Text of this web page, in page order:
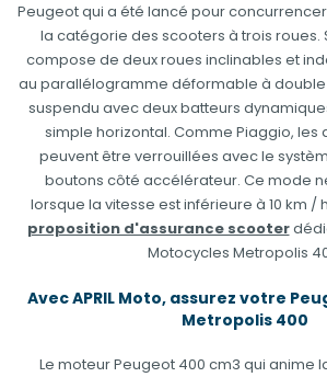
Peugeot qui a été lancé pour
la catégorie des scooters à trois roues.
compose de deux roues inclinables et
au parallélogramme déformable à double
suspendu avec deux batteurs
simple horizontal. Comme Piaggio, les
peuvent être verrouillées avec le
boutons côté accélérateur. Ce mode
lorsque la vitesse est inférieure à 10 km /
proposition d'assurance scooter
Motocycles Metropolis
Avec APRIL Moto, assurez votre
Metropolis 400
Le moteur Peugeot 400 cm3 qui anime